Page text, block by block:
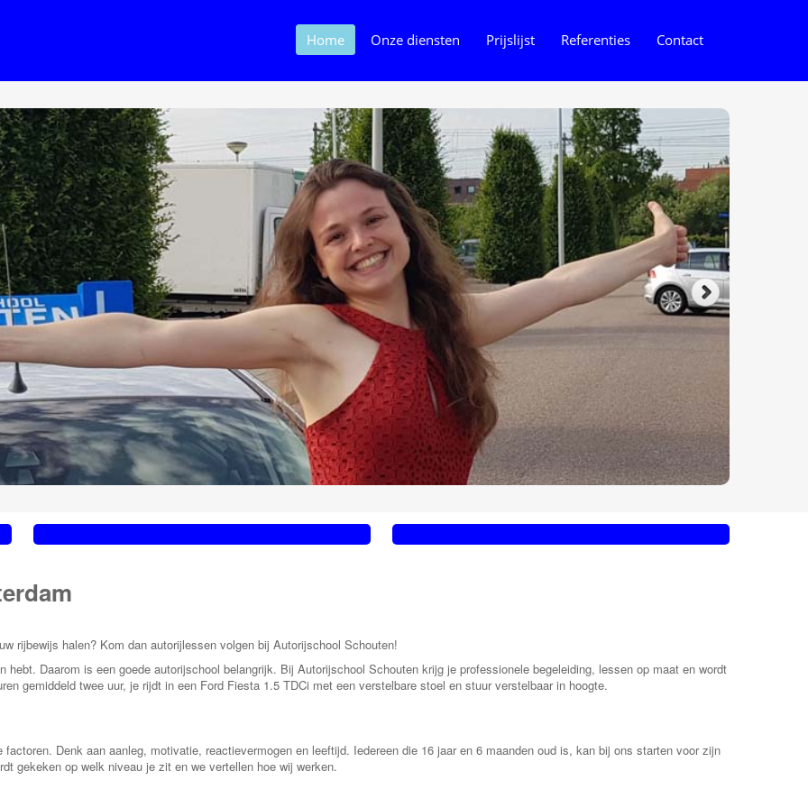
Home Onze diensten Prijslijst Referenties Contact
rijbewijs halen? Kom dan autorijlessen volgen bij Autorijschool Schouten!
Daarom is een goede autorijschool belangrijk. Bij Autorijschool Schouten krijg je professionele begeleiding, lessen op maat en wordt
gemiddeld twee uur, je rijdt in een Ford Fiesta 1.5 TDCi met een verstelbare stoel en stuur verstelbaar in hoogte.
Denk aan aanleg, motivatie, reactievermogen en leeftijd. Iedereen die 16 jaar en 6 maanden oud is, kan bij ons starten voor zijn
gekeken op welk niveau je zit en we vertellen hoe wij werken.